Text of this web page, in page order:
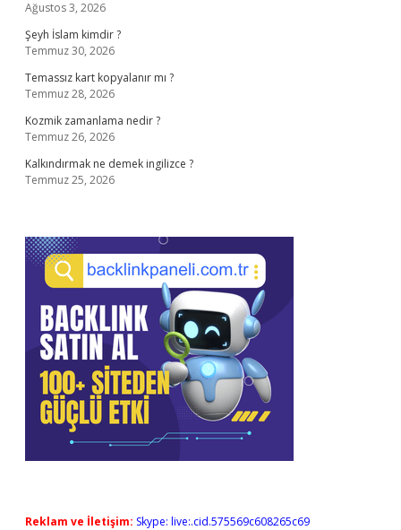
Ağustos 3, 2026
Şeyh İslam kimdir ?
Temmuz 30, 2026
Temassız kart kopyalanır mı ?
Temmuz 28, 2026
Kozmik zamanlama nedir ?
Temmuz 26, 2026
Kalkındırmak ne demek ingilizce ?
Temmuz 25, 2026
Reklam ve İletişim: Skype: live:.cid.575569c608265c69